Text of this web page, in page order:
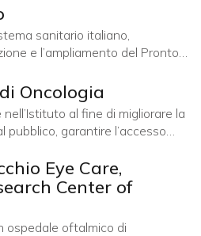
più frequente nei bambini.
medicina di precisione, lo studio
terapeutiche
in modo più
sanitario italiano,
e l’ampliamento del Pronto
ristrutturazione. Render del
del Pronto Soccorso (PS) del
grazie al contributo della
Vecchio
Oncologia
al fine di migliorare la
garantire l’accesso
degli impianti. Modalità di
della società Ieo srl e
in coerenza con lo
Eye Care,
Center of
ospedale oftalmico di